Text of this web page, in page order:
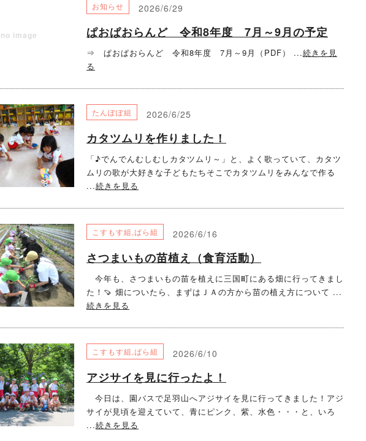
no image
お知らせ 2026/6/29
ぱおぱおらんど 令和8年度 7月～9月の予定
⇒ ぱおぱおらんど 令和8年度 7月～9月（PDF） ...続きを見
る
たんぽぽ組 2026/6/25
カタツムリを作りました！
「♪でんでんむしむしカタツムリ～」と、よく歌っていて、カタツ
ムリの歌が大好きな子どもたちそこでカタツムリをみんなで作る
...続きを見る
こすもす組,ばら組 2026/6/16
さつまいもの苗植え（食育活動）
今年も、さつまいもの苗を植えに三国町にある畑に行ってきまし
た！🍠 畑についたら、まずはＪＡの方から苗の植え方について ...
続きを見る
こすもす組,ばら組 2026/6/10
アジサイを見に行ったよ！
今日は、園バスで足羽山へアジサイを見に行ってきました！アジ
サイが見頃を迎えていて、青にピンク、紫、水色・・・と、いろ
...続きを見る